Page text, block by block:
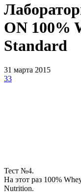
ON 100%
Standard
31 марта 2015
33
Тест №4.
На этот раз 100%
Nutrition.